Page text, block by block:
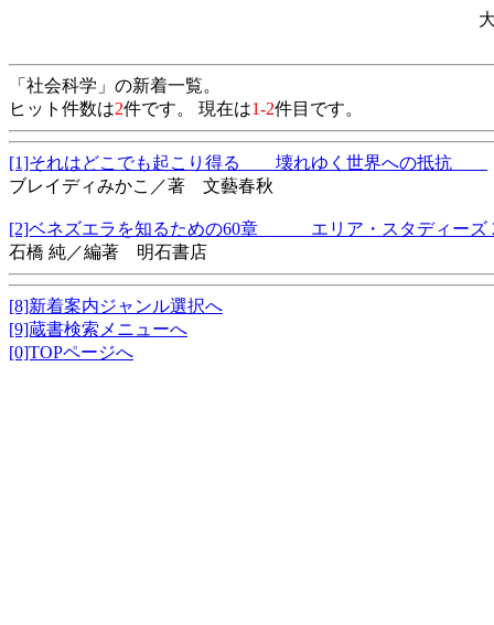
「社会科学」の新着一覧。
ヒット件数は2件です。 現在は1-2件目です。
[1]それはどこでも起こり得る 壊れゆく世界への抵抗
ブレイディみかこ／著 文藝春秋
[2]ベネズエラを知るための60章 エリア・スタディー
石橋 純／編著 明石書店
[8]新着案内ジャンル選択へ
[9]蔵書検索メニューへ
[0]TOPページへ